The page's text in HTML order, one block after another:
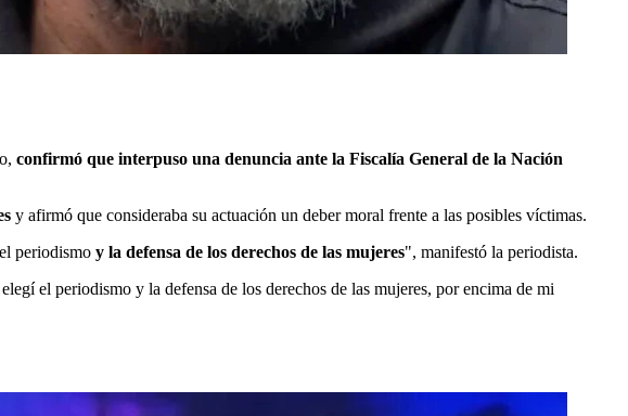
confirmó que interpuso una denuncia ante la Fiscalía General de la Nación
y afirmó que consideraba su actuación un deber moral frente a las posibles víctimas.
periodismo y la defensa de los derechos de las mujeres", manifestó la periodista.
el periodismo y la defensa de los derechos de las mujeres, por encima de mi